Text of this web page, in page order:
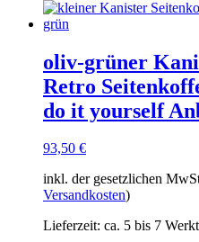
Produkt
Varianten
auf.
Die
Optionen
können
gewählt
werden
oliv-grüner
Retro
do it yourself
93,50 €
inkl. der gesetzlichen
Versandkosten)
Lieferzeit: ca. 5 bis 7